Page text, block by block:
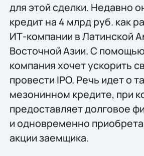
для этой сделки. Недавно
кредит на 4 млрд руб. как
ИТ-компании в Латинской
Восточной Азии. С
компания хочет ускорить
провести IPO. Речь идет о
мезонинном кредите, при
предоставляет долговое
и одновременно
акции заемщика.